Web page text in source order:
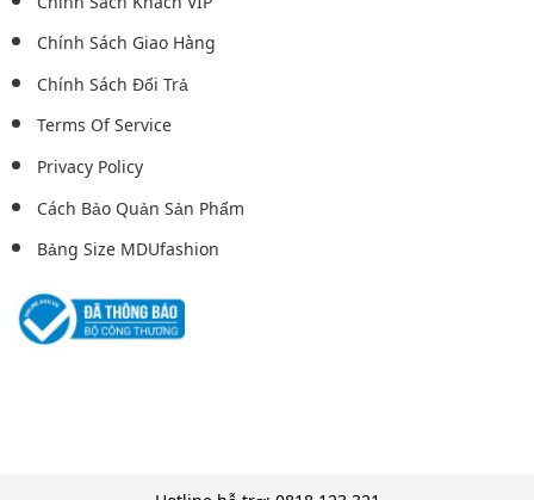
Chính Sách Giao Hàng
Chính Sách Đổi Trả
Terms Of Service
Privacy Policy
Cách Bảo Quản Sản Phẩm
Bảng Size MDUfashion